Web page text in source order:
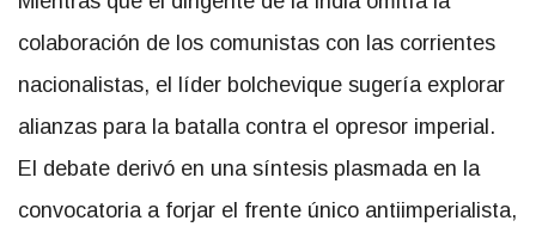
colaboración de los comunistas con las corrientes
nacionalistas, el líder bolchevique sugería explorar
alianzas para la batalla contra el opresor imperial.
El debate derivó en una síntesis plasmada en la
convocatoria a forjar el frente único antiimperialista,